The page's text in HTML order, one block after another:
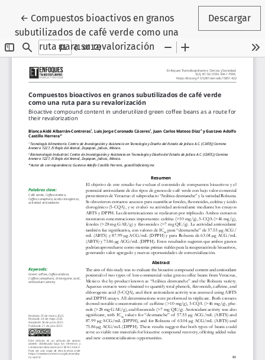
← Volver a los detalles del artículo
Compuestos bioactivos en granos
subutilizados de café verde como una
ruta para su revalorización
Descargar